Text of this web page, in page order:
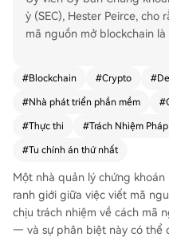
ỳ (SEC), Hester Peirce, cho
mã nguồn mở blockchain
eFi không nên tự động bị
g khoán chỉ vì người khác
o ra, và trách nhiệm pháp lý
hận xét của Peirce diễn ra
ưới sự lãnh đạo của Chủ
em xét lại cách áp dụng
hành vào tài sản kỹ thuật
trung. Bà chỉ ra rằng các
#Blockchain #Crypto #
#Nhà phát triển phần mềm #
#Thực thi #Trách Nhiệm
#Tu chính án thứ nhất
Một nhà quản lý chứng
ranh giới giữa việc viết mã
chịu trách nhiệm về cách mã
— và sự phân biệt này có thể